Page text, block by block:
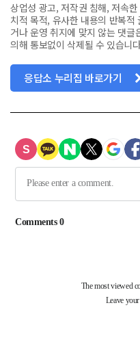
상업성 광고, 저작권 침해, 저속
치적 목적, 유사한 내용의 반복
거나 운영 취지에 맞지 않는 댓
의해 통보없이 삭제될 수 있습니
응답소 누리집 바로가기